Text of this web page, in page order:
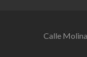
Calle